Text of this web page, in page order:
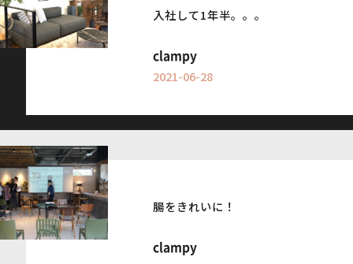
入社して1年半。。。
clampy
2021-06-28
腸をきれいに！
clampy